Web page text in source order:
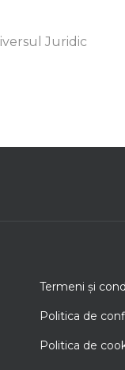
Termeni şi
Politica de
Politica de